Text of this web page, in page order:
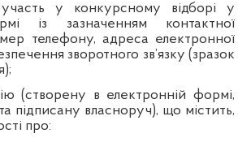
у конкурсному відборі у
із зазначенням контактної
телефону, адреса електронної
зворотного зв’язку (зразок
(створену в електронній формі,
підписану власноруч), що містить,
про: